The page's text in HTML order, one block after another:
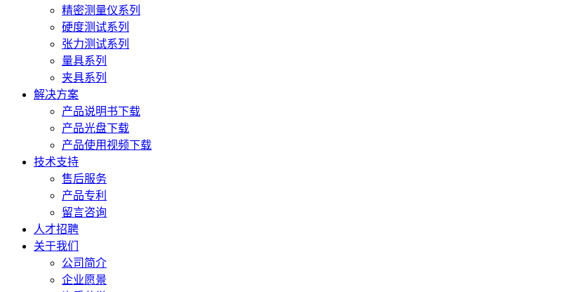
精密测量仪系列
硬度测试系列
张力测试系列
量具系列
夹具系列
解决方案
产品说明书下载
产品光盘下载
产品使用视频下载
技术支持
售后服务
产品专利
留言咨询
人才招聘
关于我们
公司简介
企业愿景